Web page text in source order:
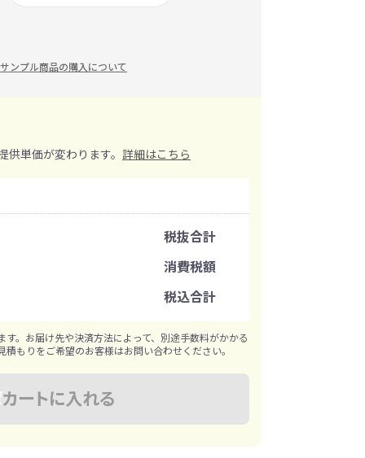
コースター
ホイッスル
マスク除菌液
ャーグッズ
ィ 冬のノベルティ
和のノベルティ特集
サンプル商品の購入について
※既製品サンプルは各色3個まで
単価が変わります。 詳細はこちら
税抜合計
消費税額
税込合計
す。お届け先や決済方法によって、別途手数料がかかる
もりをご希望のお客様はお問い合わせください。
カートに入れる